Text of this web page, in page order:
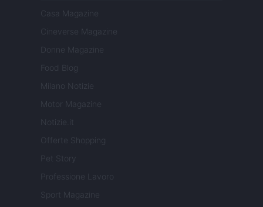
Casa Magazine
Cineverse Magazine
Donne Magazine
Food Blog
Milano Notizie
Motor Magazine
Notizie.it
Offerte Shopping
Pet Story
Professione Lavoro
Sport Magazine